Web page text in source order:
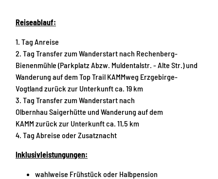
Reiseablauf:
1. Tag Anreise
2. Tag Transfer zum Wanderstart nach Rechenberg-
Bienenmühle (Parkplatz Abzw. Muldentalstr. - Alte Str.) und
Wanderung auf dem Top Trail KAMMweg Erzgebirge-
Vogtland zurück zur Unterkunft ca. 19 km
3. Tag Transfer zum Wanderstart nach
Olbernhau Saigerhütte und Wanderung auf dem
KAMM zurück zur Unterkunft ca. 11,5 km
4. Tag Abreise oder Zusatznacht
Inklusivleistungungen:
wahlweise Frühstück oder Halbpension